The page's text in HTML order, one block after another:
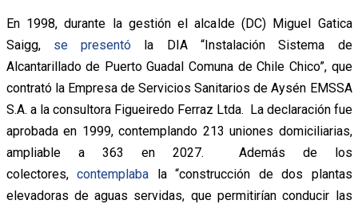
En 1998, durante la gestión el alcalde (DC) Miguel Gatica
Saigg, se presentó la DIA “Instalación Sistema de
Alcantarillado de Puerto Guadal Comuna de Chile Chico”, que
contrató la Empresa de Servicios Sanitarios de Aysén EMSSA
S.A. a la consultora Figueiredo Ferraz Ltda. La declaración fue
aprobada en 1999, contemplando 213 uniones domiciliarias,
ampliable a 363 en 2027. Además de los
colectores, contemplaba la “construcción de dos plantas
elevadoras de aguas servidas, que permitirían conducir las